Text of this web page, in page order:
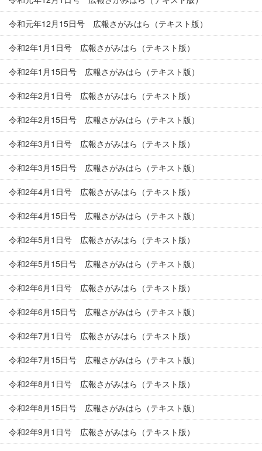
令和元年12月15日号 広報さがみはら（テキスト版）
令和2年1月1日号 広報さがみはら（テキスト版）
令和2年1月15日号 広報さがみはら（テキスト版）
令和2年2月1日号 広報さがみはら（テキスト版）
令和2年2月15日号 広報さがみはら（テキスト版）
令和2年3月1日号 広報さがみはら（テキスト版）
令和2年3月15日号 広報さがみはら（テキスト版）
令和2年4月1日号 広報さがみはら（テキスト版）
令和2年4月15日号 広報さがみはら（テキスト版）
令和2年5月1日号 広報さがみはら（テキスト版）
令和2年5月15日号 広報さがみはら（テキスト版）
令和2年6月1日号 広報さがみはら（テキスト版）
令和2年6月15日号 広報さがみはら（テキスト版）
令和2年7月1日号 広報さがみはら（テキスト版）
令和2年7月15日号 広報さがみはら（テキスト版）
令和2年8月1日号 広報さがみはら（テキスト版）
令和2年8月15日号 広報さがみはら（テキスト版）
令和2年9月1日号 広報さがみはら（テキスト版）